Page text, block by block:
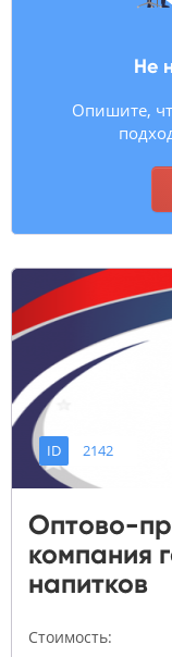
Не
Опишите,
ID 2142
Оптово-
компания
напитков
Стоимость: